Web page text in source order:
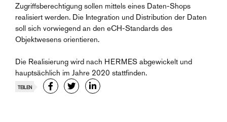
Zugriffsberechtigung sollen mittels eines Daten-Shops
realisiert werden. Die Integration und Distribution der Daten
soll sich vorwiegend an den eCH-Standards des
Objektwesens orientieren.
Die Realisierung wird nach HERMES abgewickelt und
hauptsächlich im Jahre 2020 stattfinden.
TEILEN